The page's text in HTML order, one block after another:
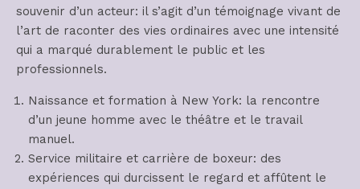
souvenir d’un acteur: il s’agit d’un témoignage vivant de
l’art de raconter des vies ordinaires avec une intensité
qui a marqué durablement le public et les
professionnels.
Naissance et formation à New York: la rencontre
d’un jeune homme avec le théâtre et le travail
manuel.
Service militaire et carrière de boxeur: des
expériences qui durcissent le regard et affûtent le